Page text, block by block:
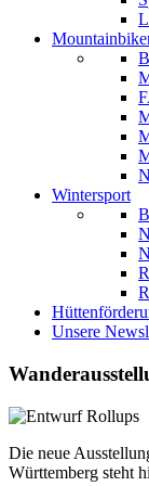
Wintersport
Unsere
Die neue
Württemberg steht